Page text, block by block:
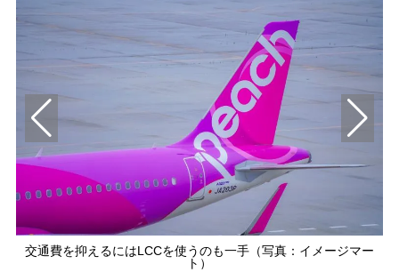
交通費を抑えるにはLCCを使うのも一手（写真：イメージマー
ト）